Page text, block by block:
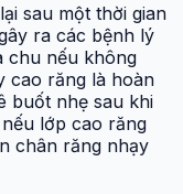
sau một thời gian
ra các bệnh lý
chu nếu không
cao răng là hoàn
buốt nhẹ sau khi
lớp cao răng
chân răng nhạy